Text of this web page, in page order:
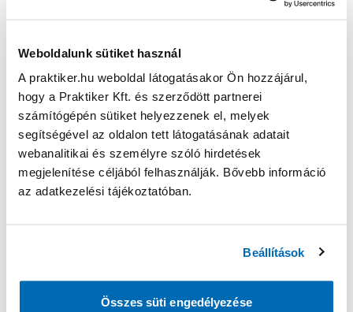
Weboldalunk sütiket használ
A praktiker.hu weboldal látogatásakor Ön hozzájárul,
hogy a Praktiker Kft. és szerződött partnerei
számítógépén sütiket helyezzenek el, melyek
segítségével az oldalon tett látogatásának adatait
webanalitikai és személyre szóló hirdetések
megjelenítése céljából felhasználják. Bővebb információ
az adatkezelési tájékoztatóban.
Beállítások
Összes süti engedélyezése
Oldal újratöltése